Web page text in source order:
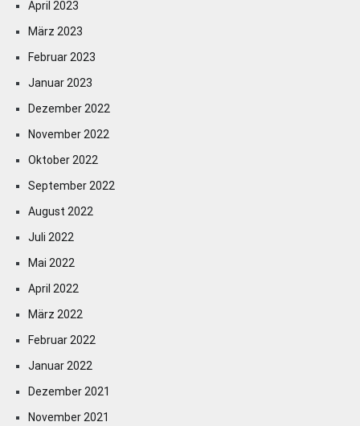
April 2023
März 2023
Februar 2023
Januar 2023
Dezember 2022
November 2022
Oktober 2022
September 2022
August 2022
Juli 2022
Mai 2022
April 2022
März 2022
Februar 2022
Januar 2022
Dezember 2021
November 2021